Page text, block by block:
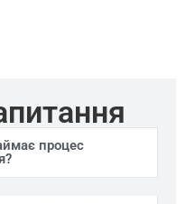
процес